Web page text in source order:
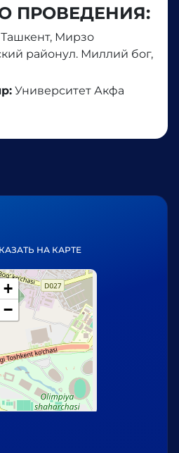
ПРОВЕДЕНИЯ:
Ташкент, Мирзо
районул. Миллий бог,
Университет Акфа
НА КАРТЕ
+
−